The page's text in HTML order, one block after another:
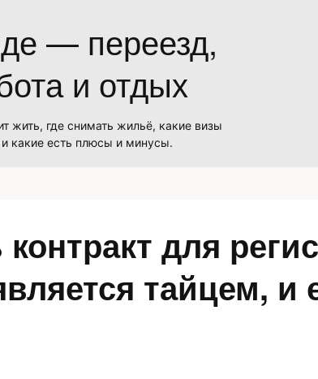
— переезд,
и отдых
жить, где снимать жильё, какие визы
какие есть плюсы и минусы.
для
тайцем, и